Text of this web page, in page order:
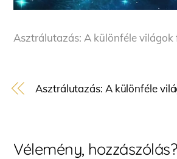
Asztrálutazás: A különféle világok
Asztrálutazás: A különféle
Vélemény, hozzászólás?